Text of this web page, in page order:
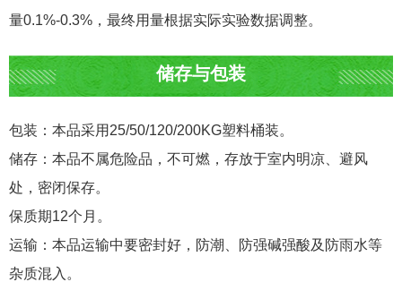
量0.1%-0.3%，最终用量根据实际实验数据调整。
储存与包装
包装：本品采用25/50/120/200KG塑料桶装。
储存：本品不属危险品，不可燃，存放于室内明凉、避风
处，密闭保存。
保质期12个月。
运输：本品运输中要密封好，防潮、防强碱强酸及防雨水等
杂质混入。